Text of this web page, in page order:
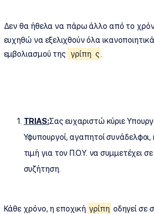
Δεν θα ήθελα να πάρω άλλο από το
ευχηθώ να εξελιχθούν όλα
εμβολιασμού της γρίπη ς.
TRIAS:Σας ευχαριστώ κύριε
Υφυπουργοί, αγαπητοί συνάδελφοι,
τιμή για τον Π.Ο.Υ. να συμμετέχει
συζήτηση.
Κάθε χρόνο, η εποχική γρίπη οδηγεί σε